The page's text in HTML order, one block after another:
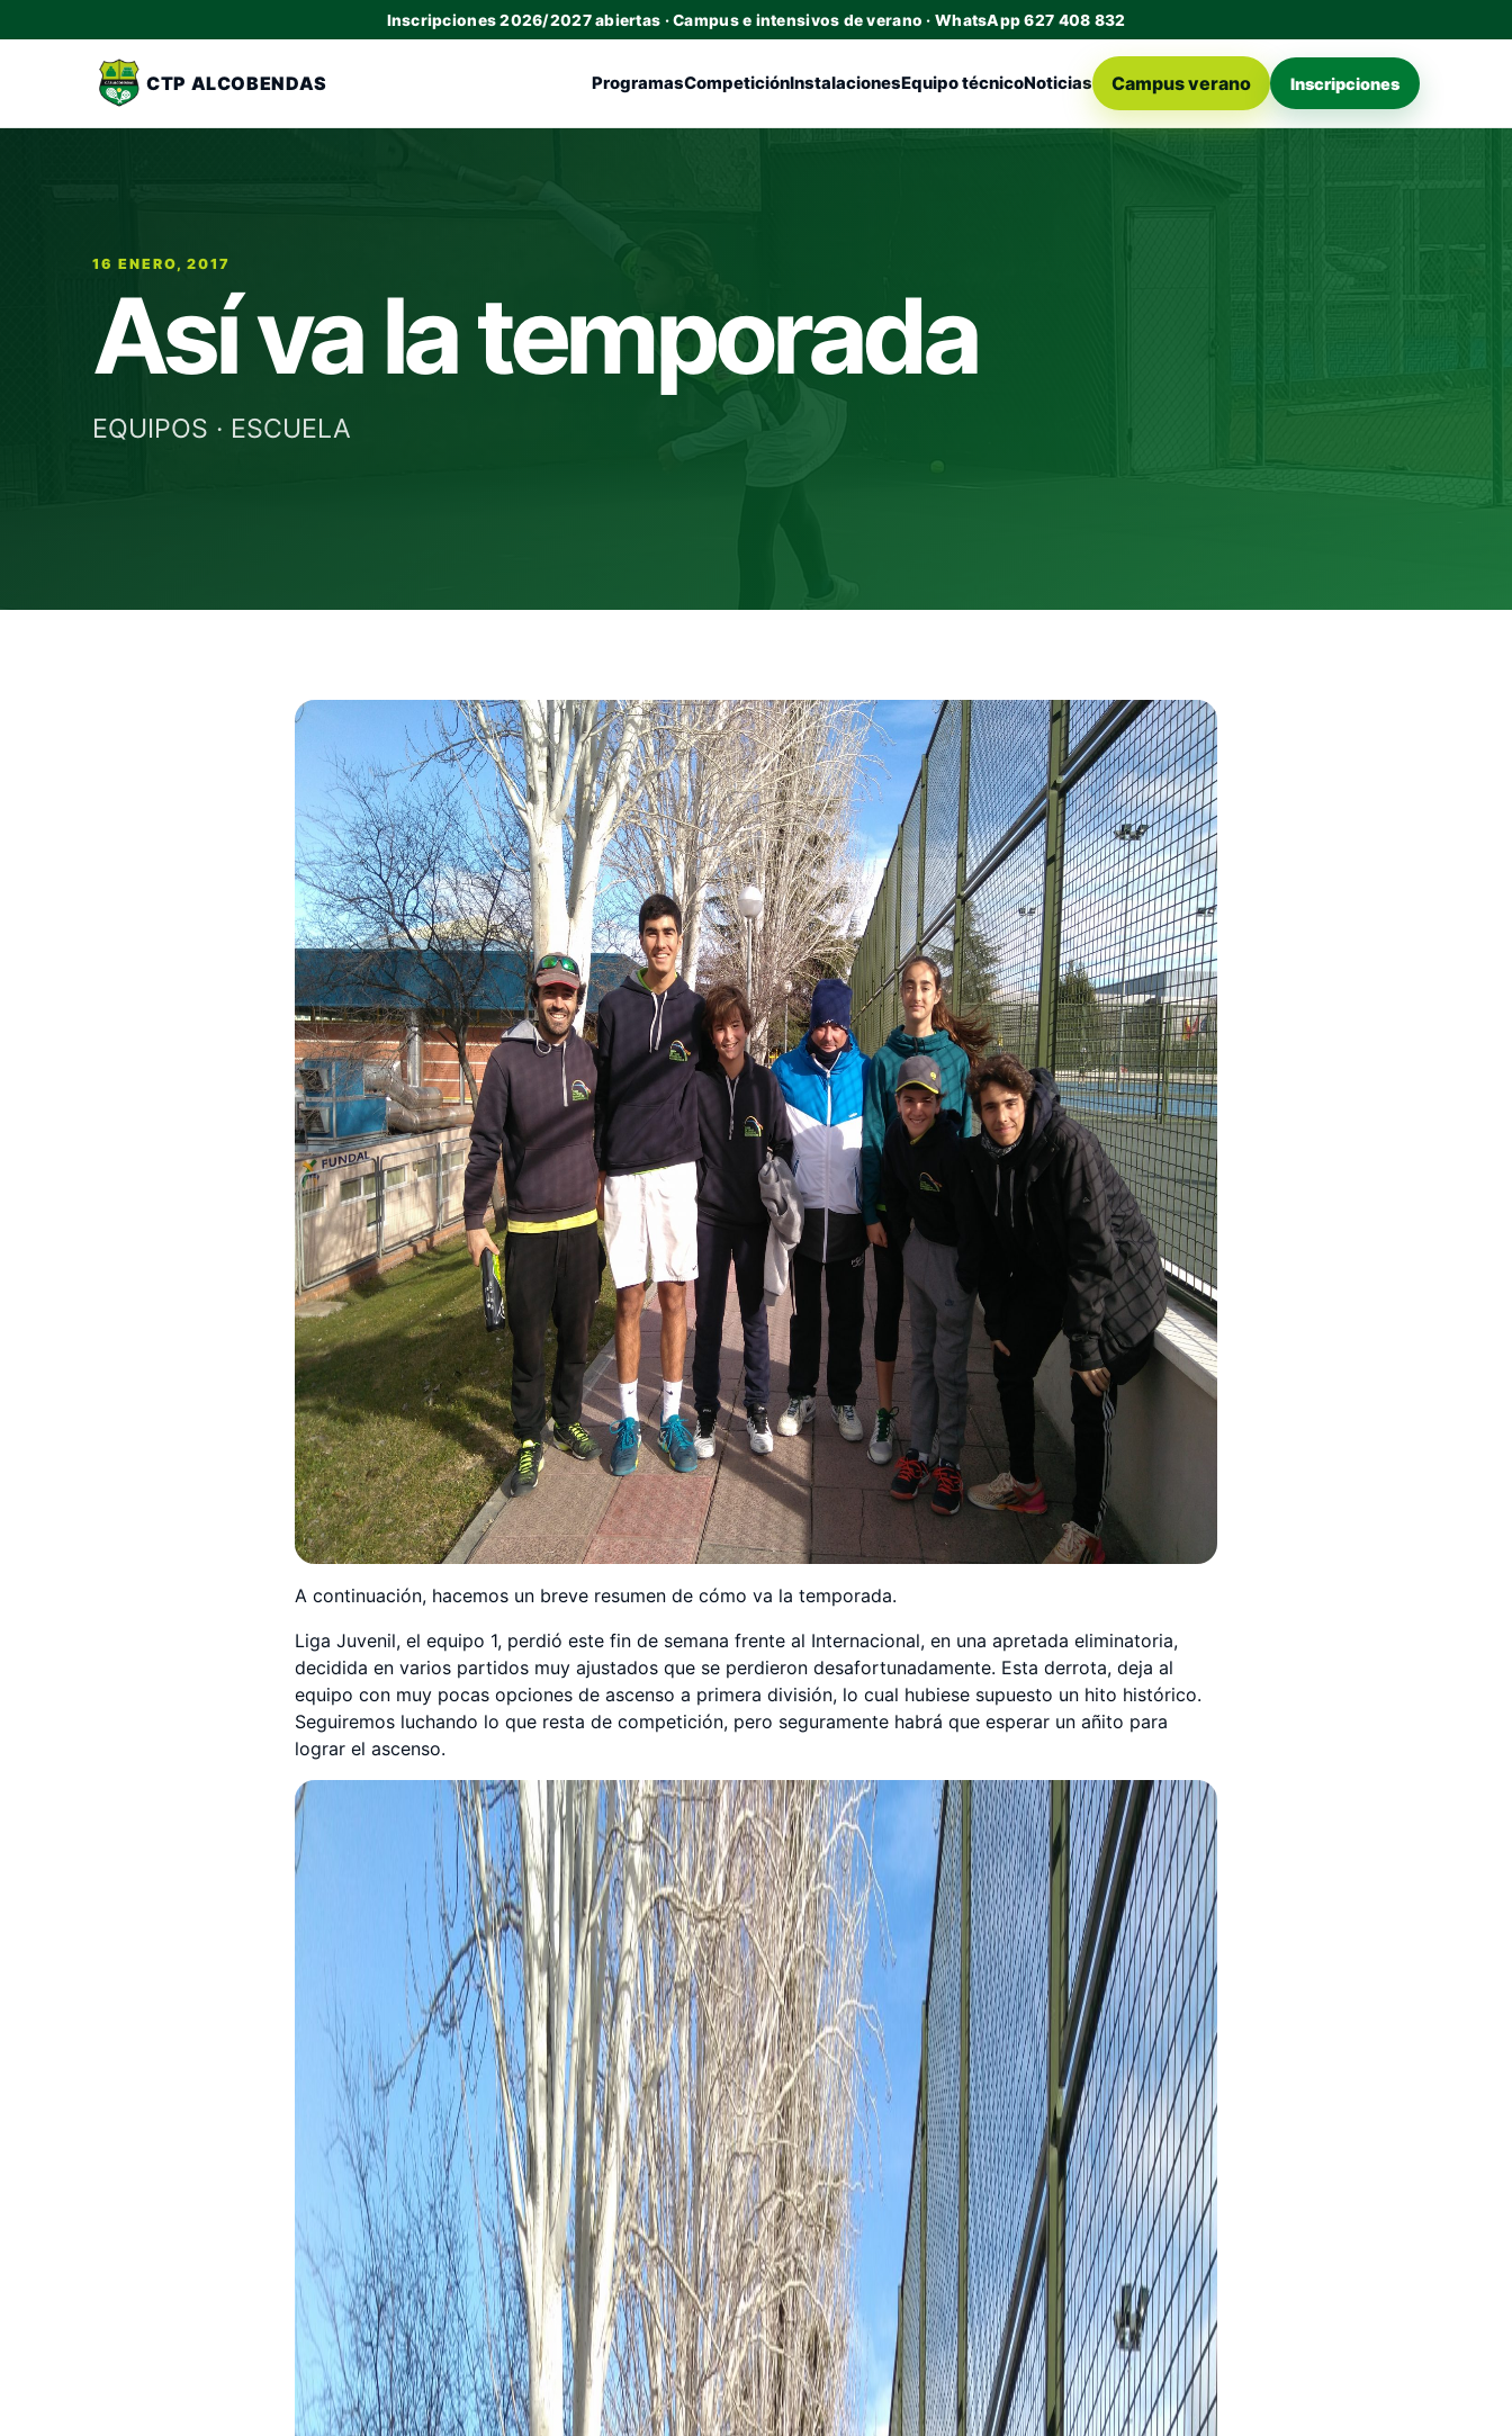
Inscripciones 2026/2027 abiertas · Campus e intensivos de verano · WhatsApp 627 408 832
CTP ALCOBENDAS ProgramasCompeticiónInstalacionesEquipo técnicoNoticias Campus verano Inscripciones
16 ENERO, 2017
Así va la temporada
EQUIPOS · ESCUELA
A continuación, hacemos un breve resumen de cómo va la temporada.
Liga Juvenil, el equipo 1, perdió este fin de semana frente al Internacional, en una apretada eliminatoria,
decidida en varios partidos muy ajustados que se perdieron desafortunadamente. Esta derrota, deja al
equipo con muy pocas opciones de ascenso a primera división, lo cual hubiese supuesto un hito histórico.
Seguiremos luchando lo que resta de competición, pero seguramente habrá que esperar un añito para
lograr el ascenso.